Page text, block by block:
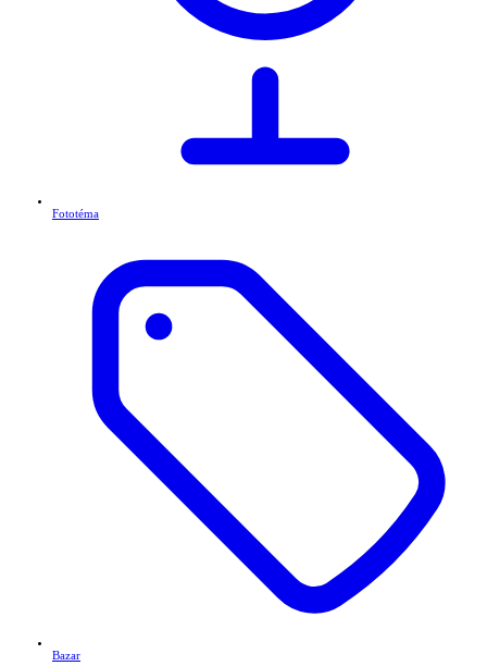
Fototéma
Bazar